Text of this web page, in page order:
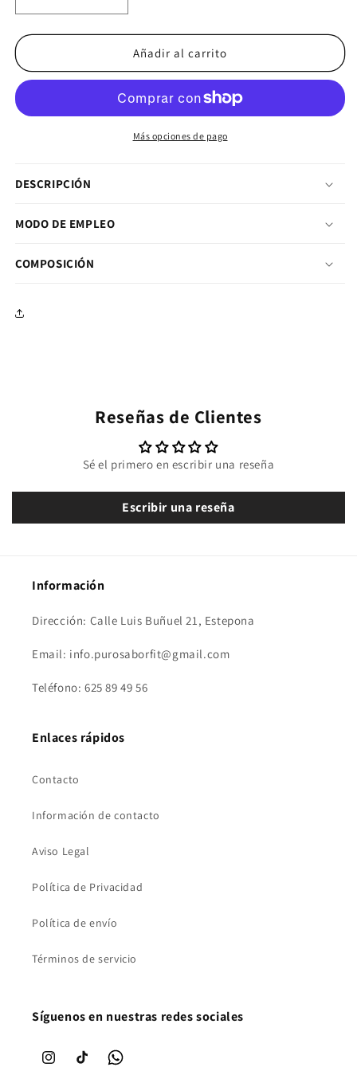
Reducir cantidad para Micellar casein 1kg -
Aumentar cantidad para Micellar
Añadir al carrito
Más opciones de pago
DESCRIPCIÓN
MODO DE EMPLEO
COMPOSICIÓN
Reseñas de Clientes
Sé el primero en escribir una reseña
Escribir una reseña
Información
Dirección: Calle Luis Buñuel 21, Estepona
Email: info.purosaborfit@gmail.com
Teléfono: 625 89 49 56
Enlaces rápidos
Contacto
Información de contacto
Aviso Legal
Política de Privacidad
Política de envío
Términos de servicio
Síguenos en nuestras redes sociales
InstagramTikTok WhatsApp